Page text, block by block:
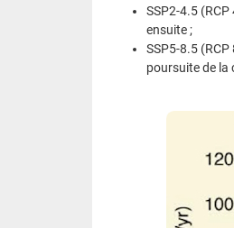
SSP2-4.5
ensuite ;
SSP5-8.5
poursuite de la